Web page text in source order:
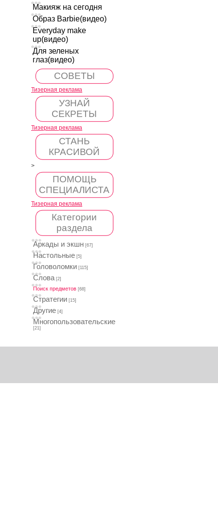
Макияж на сегодня
Образ Barbie(видео)
Everyday make
up(видео)
Для зеленых
глаз(видео)
СОВЕТЫ
Тизерная реклама
УЗНАЙ
СЕКРЕТЫ
Тизерная реклама
СТАНЬ
КРАСИВОЙ
>
ПОМОЩЬ
СПЕЦИАЛИСТА
Тизерная реклама
Категории
раздела
Аркады и экшн [67]
Настольные [5]
Головоломки [115]
Слова [2]
Поиск предметов [68]
Стратегии [15]
Другие [4]
Многопользовательские
[21]